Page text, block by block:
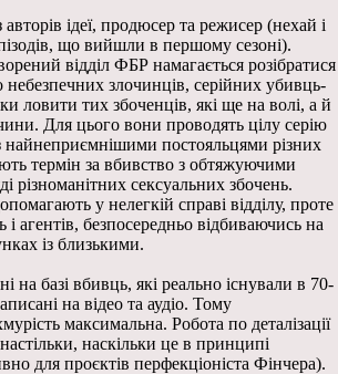
ідеї, продюсер та режисер (нехай і
що вийшли в першому сезоні).
відділ ФБР намагається розібратися
небезпечних злочинців, серійних убивць-
ловити тих збоченців, які ще на волі, а й
Для цього вони проводять цілу серію
найнеприємнішими постояльцями різних
термін за вбивство з обтяжуючими
різноманітних сексуальних збочень.
у нелегкій справі відділу, проте
агентів, безпосередньо відбиваючись на
із близькими.
на базі вбивць, які реально існували в 70-
на відео та аудіо. Тому
максимальна. Робота по деталізації
наскільки це в принципі
для проєктів перфекціоніста Фінчера).